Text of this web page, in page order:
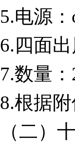
5.电源：
6.四面
7.数量：
8.根据
（二）